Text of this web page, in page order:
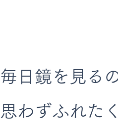
毎日鏡を見る
思わずふれた